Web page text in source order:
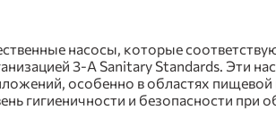
насосы, которые
3-A Sanitary Standards. Эти
особенно в областях пищевой
гигиеничности и безопасности при